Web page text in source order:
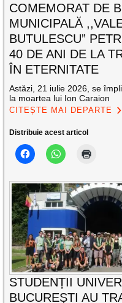
COMEMORAT DE
MUNICIPALĂ
BUTULESCU”
40 DE ANI DE LA
ÎN ETERNITATE
Astăzi, 21 iulie 2026, se
la moartea lui Ion Caraion
CITEȘTE MAI DEPARTE
Distribuie acest articol
STUDENȚII
BUCUREȘTI AU